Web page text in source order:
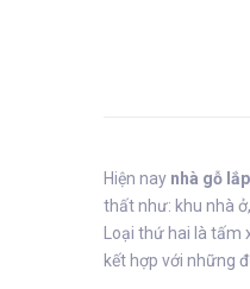
Hiện nay nhà gỗ
thất như: khu nhà
Loại thứ hai là tấm
kết hợp với những